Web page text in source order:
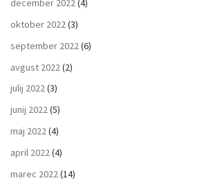
december 2022(4)
oktober 2022(3)
september 2022(6)
avgust 2022 (2)
julij 2022(3)
junij 2022(5)
maj 2022(4)
april 2022(4)
marec 2022(14)